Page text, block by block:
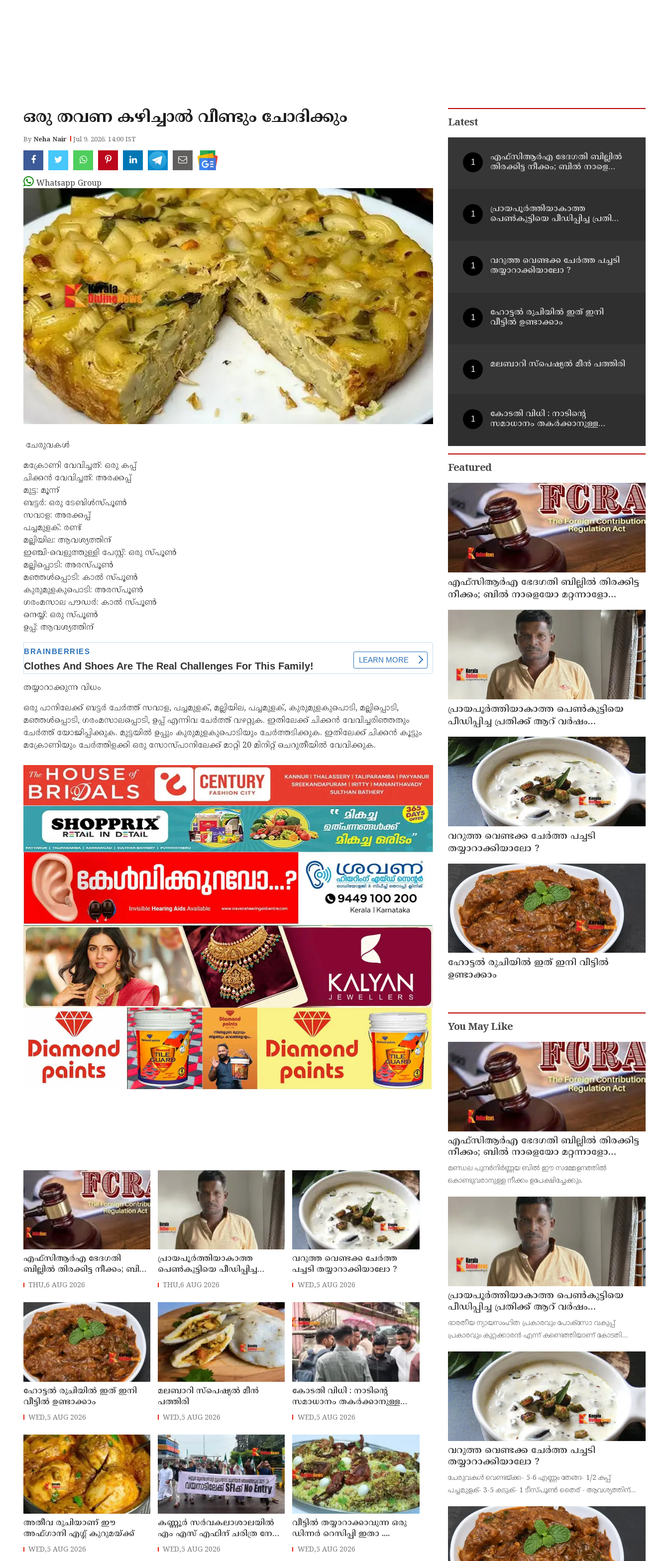
ഒരു തവണ കഴിച്ചാൽ വീണ്ടും ചോദിക്കും
ByNeha Nair Jul 9, 2026, 14:00 IST
Whatsapp Group
ചേരുവകൾ
മക്രോണി വേവിച്ചത്: ഒരു കപ്പ്
ചിക്കൻ വേവിച്ചത്: അരക്കപ്പ്
മുട്ട: മൂന്ന്
ബട്ടർ: ഒരു ടേബിൾസ്പൂൺ
സവാള: അരക്കപ്പ്
പച്ചമുളക്: രണ്ട്
മല്ലിയില: ആവശ്യത്തിന്
ഇഞ്ചി-വെളുത്തുള്ളി പേസ്റ്റ്: ഒരു സ്പൂൺ
മല്ലിപ്പൊടി: അരസ്പൂൺ
മഞ്ഞൾപ്പൊടി: കാൽ സ്പൂൺ
കുരുമുളകുപൊടി: അരസ്പൂൺ
ഗരംമസാല പൗഡർ: കാൽ സ്പൂൺ
നെയ്യ്: ഒരു സ്പൂൺ
ഉപ്പ്: ആവശ്യത്തിന്
തയ്യാറാക്കുന്ന വിധം
ഒരു പാനിലേക്ക് ബട്ടർ ചേർത്ത് സവാള, പച്ചമുളക്, മല്ലിയില, പച്ചമുളക്, കുരുമുളകുപൊടി, മല്ലിപ്പൊടി,
മഞ്ഞൾപ്പൊടി, ഗരംമസാലപ്പൊടി, ഉപ്പ് എന്നിവ ചേർത്ത് വഴറ്റുക. ഇതിലേക്ക് ചിക്കൻ വേവിച്ചരിഞ്ഞതും
ചേർത്ത് യോജിപ്പിക്കുക. മുട്ടയിൽ ഉപ്പും കുരുമുളകുപൊടിയും ചേർത്തടിക്കുക. ഇതിലേക്ക് ചിക്കൻ കൂട്ടും
മക്രോണിയും ചേർത്തിളക്കി ഒരു സോസ്പാനിലേക്ക് മാറ്റി 20 മിനിറ്റ് ചെറുതീയിൽ വേവിക്കുക.
എഫ്‌സിആര്‍എ ഭേദഗതി
ബില്ലില്‍ തിരക്കിട്ട നീക്കം; ബില്‍
നാളെയോ മറ്റന്നാളോ
THU,6 AUG 2026
പ്രായപൂര്‍ത്തിയാകാത്ത
പെണ്‍കുട്ടിയെ പീഡിപ്പിച്ച
പ്രതിക്ക് ആറ് വര്‍ഷം
പിഴയും
THU,6 AUG 2026
‌വറുത്ത വെണ്ടക്ക ചേർത്ത
പച്ചടി തയ്യാറാക്കിയാലോ ?
WED,5 AUG 2026
ഹോട്ടൽ രുചിയിൽ ഇത് ഇനി
വീട്ടിൽ ഉണ്ടാക്കാം
WED,5 AUG 2026
മലബാറി സ്പെഷ്യൽ മീൻ
പത്തിരി
WED,5 AUG 2026
കോടതി വിധി : നാടിന്റെ
സമാധാനം തകര്‍ക്കാനുള്ള
എസ്.ഡി.പി.ഐയുടെ
നീക്കങ്ങള്‍ക്കേറ്റ തിരിച്ചടിയെന്ന്
സിപിഎം
WED,5 AUG 2026
അതീവ രുചിയാണ് ഈ
അഫ്ഗാനി എഗ്ഗ് കുറുമയ്ക്ക്
WED,5 AUG 2026
കണ്ണൂർ സർവകലാശാലയിൽ
എം എസ് എഫിന് ചരിത്ര നേട്ടം
; വയനാട് ജില്ലാ എക്സിക്യുട്ടീവ്
WED,5 AUG 2026
വീട്ടിൽ തയ്യാറാക്കാവുന്ന ഒരു
ഡിന്നർ റെസിപ്പി ഇതാ ....
WED,5 AUG 2026
Latest
എഫ്‌സിആര്‍എ ഭേദഗതി ബില്ലില്‍
തിരക്കിട്ട നീക്കം; ബില്‍ നാളെയോ
പ്രായപൂര്‍ത്തിയാകാത്ത
പെണ്‍കുട്ടിയെ പീഡിപ്പിച്ച പ്രതിക്ക്
‌വറുത്ത വെണ്ടക്ക ചേർത്ത പച്ചടി
തയ്യാറാക്കിയാലോ ?
ഹോട്ടൽ രുചിയിൽ ഇത് ഇനി
വീട്ടിൽ ഉണ്ടാക്കാം
മലബാറി സ്പെഷ്യൽ മീൻ പത്തിരി
കോടതി വിധി : നാടിന്റെ
സമാധാനം തകര്‍ക്കാനുള്ള
നീക്കങ്ങള്‍ക്കേറ്റ തിരിച്ചടിയെന്ന്
സിപിഎം
Featured
എഫ്‌സിആര്‍എ ഭേദഗതി ബില്ലില്‍ തിരക്കിട്ട
നീക്കം; ബില്‍ നാളെയോ മറ്റന്നാളോ
കൊണ്ടുവന്നേക്കും
പ്രായപൂര്‍ത്തിയാകാത്ത പെണ്‍കുട്ടിയെ
പീഡിപ്പിച്ച പ്രതിക്ക് ആറ് വര്‍ഷം
കഠിനതടവും 60,000 രൂപ പിഴയും
‌വറുത്ത വെണ്ടക്ക ചേർത്ത പച്ചടി
തയ്യാറാക്കിയാലോ ?
ഹോട്ടൽ രുചിയിൽ ഇത് ഇനി വീട്ടിൽ
ഉണ്ടാക്കാം
You May Like
എഫ്‌സിആര്‍എ ഭേദഗതി ബില്ലില്‍ തിരക്കിട്ട
നീക്കം; ബില്‍ നാളെയോ മറ്റന്നാളോ
കൊണ്ടുവന്നേക്കും
മണ്ഡല പുനര്‍നിര്‍ണ്ണയ ബില്‍ ഈ സമ്മേളനത്തില്‍
കൊണ്ടുവരാനുള്ള നീക്കം ഉപേക്ഷിച്ചേക്കും.
പ്രായപൂര്‍ത്തിയാകാത്ത പെണ്‍കുട്ടിയെ
പീഡിപ്പിച്ച പ്രതിക്ക് ആറ് വര്‍ഷം
കഠിനതടവും 60,000 രൂപ പിഴയും
ഭാരതീയ ന്യായസംഹിത പ്രകാരവും പോക്‌സോ വകുപ്പ്
പ്രകാരവും കുറ്റക്കാരന്‍ എന്ന് കണ്ടെത്തിയാണ് കോടതി
‌വറുത്ത വെണ്ടക്ക ചേർത്ത പച്ചടി
തയ്യാറാക്കിയാലോ ?
ചേരുവകൾ വെണ്ടയ്ക്ക- 5-6 എണ്ണം തേങ്ങ- 1/2 കപ്പ്
പച്ചമുളക്- 3-5 കടുക്- 1 ടീസ്പൂൺ തൈര് - ആവശ്യത്തിന്
തയ്യാറാക്കുന്ന വിധം വെണ്ടയ്ക്ക നേർത്തരിഞ്ഞ് ഉപ്